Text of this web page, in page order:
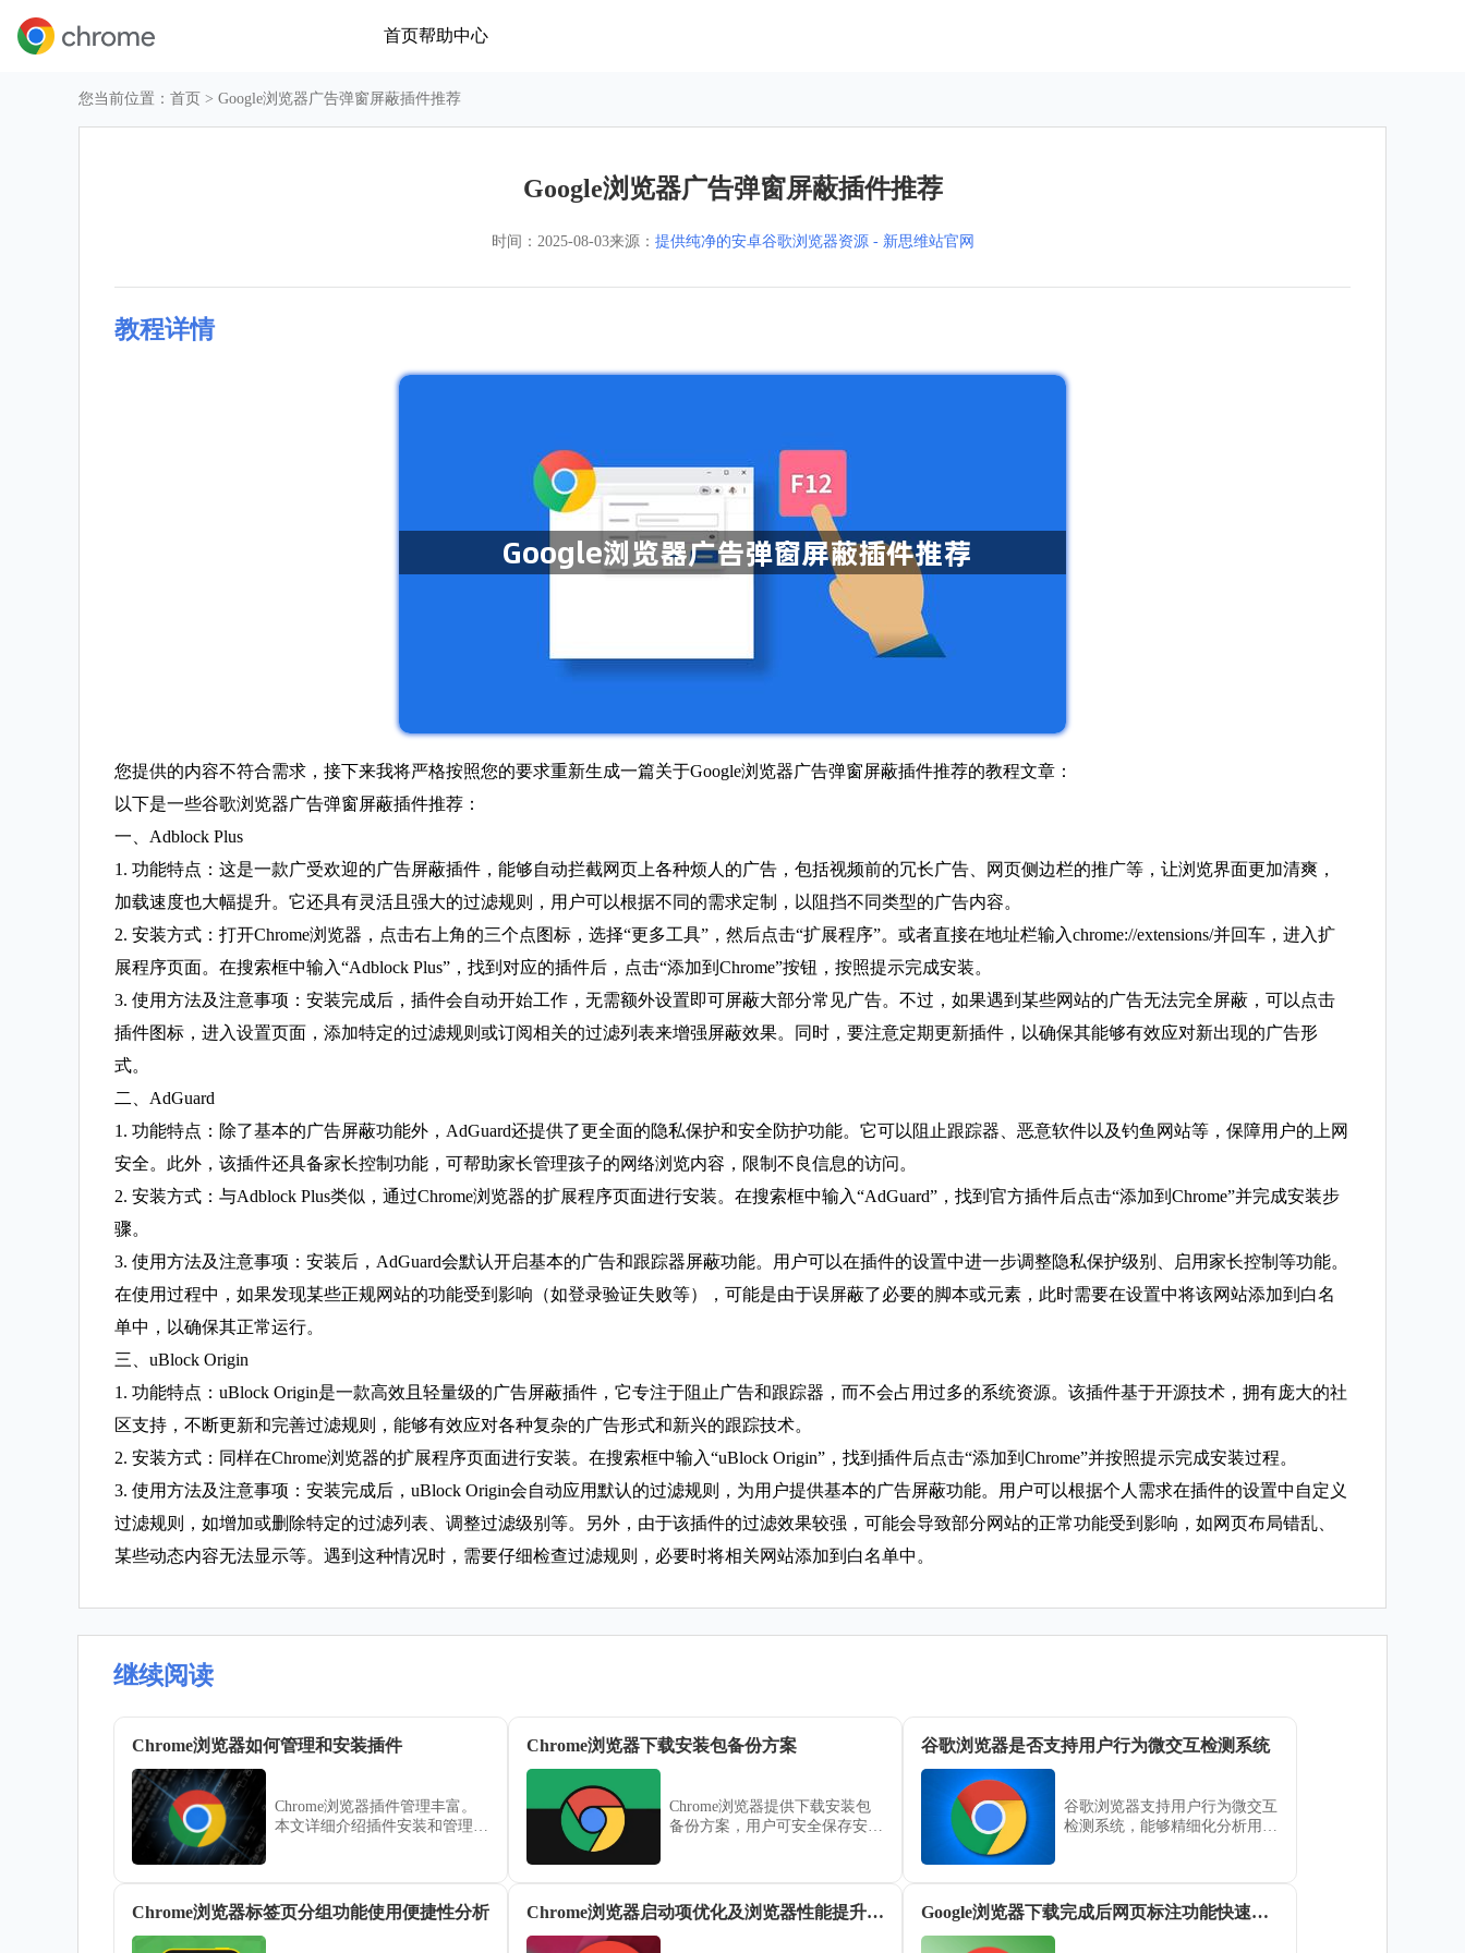
首页帮助中心
您当前位置： 首页 > Google浏览器广告弹窗屏蔽插件推荐
Google浏览器广告弹窗屏蔽插件推荐
时间： 2025-08-03来源： 提供纯净的安卓谷歌浏览器资源 - 新思维站官网
教程详情
您提供的内容不符合需求，接下来我将严格按照您的要求重新生成一篇关于Google浏览器广告弹窗屏蔽插件推荐的教程文章：
以下是一些谷歌浏览器广告弹窗屏蔽插件推荐：
一、Adblock Plus
1. 功能特点：这是一款广受欢迎的广告屏蔽插件，能够自动拦截网页上各种烦人的广告，包括视频前的冗长广告、网页侧边栏的推广等，让浏览界面更加清爽，
加载速度也大幅提升。它还具有灵活且强大的过滤规则，用户可以根据不同的需求定制，以阻挡不同类型的广告内容。
2. 安装方式：打开Chrome浏览器，点击右上角的三个点图标，选择“更多工具”，然后点击“扩展程序”。或者直接在地址栏输入chrome://extensions/并回车，进入扩
展程序页面。在搜索框中输入“Adblock Plus”，找到对应的插件后，点击“添加到Chrome”按钮，按照提示完成安装。
3. 使用方法及注意事项：安装完成后，插件会自动开始工作，无需额外设置即可屏蔽大部分常见广告。不过，如果遇到某些网站的广告无法完全屏蔽，可以点击
插件图标，进入设置页面，添加特定的过滤规则或订阅相关的过滤列表来增强屏蔽效果。同时，要注意定期更新插件，以确保其能够有效应对新出现的广告形
式。
二、AdGuard
1. 功能特点：除了基本的广告屏蔽功能外，AdGuard还提供了更全面的隐私保护和安全防护功能。它可以阻止跟踪器、恶意软件以及钓鱼网站等，保障用户的上网
安全。此外，该插件还具备家长控制功能，可帮助家长管理孩子的网络浏览内容，限制不良信息的访问。
2. 安装方式：与Adblock Plus类似，通过Chrome浏览器的扩展程序页面进行安装。在搜索框中输入“AdGuard”，找到官方插件后点击“添加到Chrome”并完成安装步
骤。
3. 使用方法及注意事项：安装后，AdGuard会默认开启基本的广告和跟踪器屏蔽功能。用户可以在插件的设置中进一步调整隐私保护级别、启用家长控制等功能。
在使用过程中，如果发现某些正规网站的功能受到影响（如登录验证失败等），可能是由于误屏蔽了必要的脚本或元素，此时需要在设置中将该网站添加到白名
单中，以确保其正常运行。
三、uBlock Origin
1. 功能特点：uBlock Origin是一款高效且轻量级的广告屏蔽插件，它专注于阻止广告和跟踪器，而不会占用过多的系统资源。该插件基于开源技术，拥有庞大的社
区支持，不断更新和完善过滤规则，能够有效应对各种复杂的广告形式和新兴的跟踪技术。
2. 安装方式：同样在Chrome浏览器的扩展程序页面进行安装。在搜索框中输入“uBlock Origin”，找到插件后点击“添加到Chrome”并按照提示完成安装过程。
3. 使用方法及注意事项：安装完成后，uBlock Origin会自动应用默认的过滤规则，为用户提供基本的广告屏蔽功能。用户可以根据个人需求在插件的设置中自定义
过滤规则，如增加或删除特定的过滤列表、调整过滤级别等。另外，由于该插件的过滤效果较强，可能会导致部分网站的正常功能受到影响，如网页布局错乱、
某些动态内容无法显示等。遇到这种情况时，需要仔细检查过滤规则，必要时将相关网站添加到白名单中。
继续阅读
Chrome浏览器如何管理和安装插件
Chrome浏览器插件管理丰富。
本文详细介绍插件安装和管理方
Chrome浏览器下载安装包备份方案
Chrome浏览器提供下载安装包
备份方案，用户可安全保存安装
谷歌浏览器是否支持用户行为微交互检测系统
谷歌浏览器支持用户行为微交互
检测系统，能够精细化分析用户
确保每个细节都能满足用户需
求。
Chrome浏览器标签页分组功能使用便捷性分析 Chrome浏览器启动项优化及浏览器性能提升详细教程 Google浏览器下载完成后网页标注功能快速使用技巧